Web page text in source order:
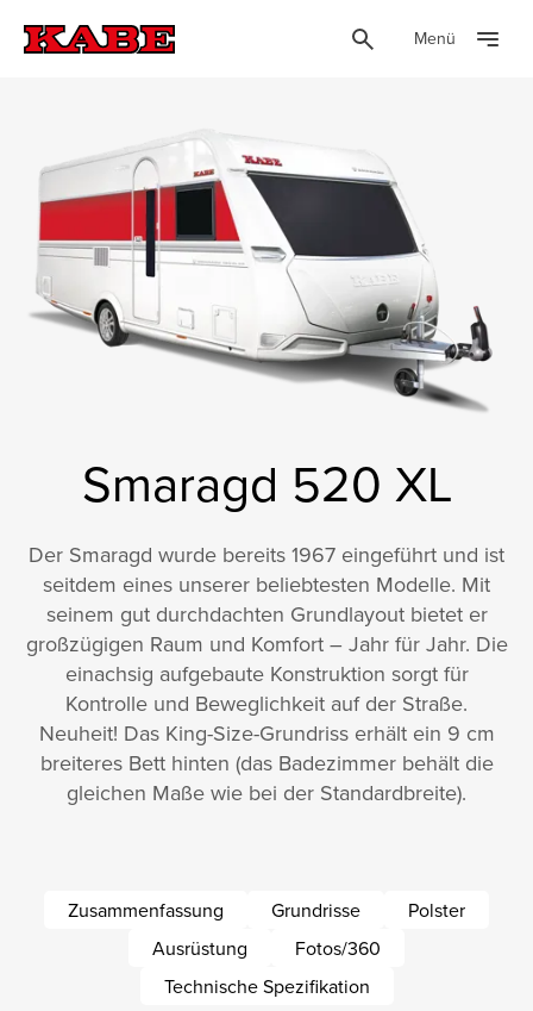
Menü
Smaragd 520 XL
Der Smaragd wurde bereits 1967 eingeführt und ist
seitdem eines unserer beliebtesten Modelle. Mit
seinem gut durchdachten Grundlayout bietet er
großzügigen Raum und Komfort – Jahr für Jahr. Die
einachsig aufgebaute Konstruktion sorgt für
Kontrolle und Beweglichkeit auf der Straße.
Neuheit! Das King-Size-Grundriss erhält ein 9 cm
breiteres Bett hinten (das Badezimmer behält die
gleichen Maße wie bei der Standardbreite).
Zusammenfassung Grundrisse
Polster
Ausrüstung
Fotos/360
Technische Spezifikation